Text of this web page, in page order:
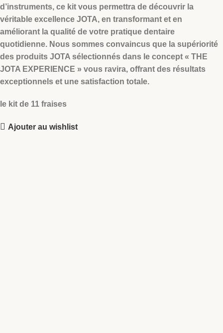
d’instruments, ce kit vous permettra de découvrir la
véritable excellence JOTA, en transformant et en
améliorant la qualité de votre pratique dentaire
quotidienne. Nous sommes convaincus que la supériorité
des produits JOTA sélectionnés dans le concept « THE
JOTA EXPERIENCE » vous ravira, offrant des résultats
exceptionnels et une satisfaction totale.
le kit de 11 fraises
Ajouter au wishlist